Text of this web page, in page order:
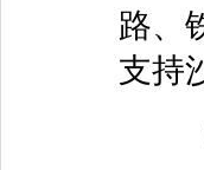
路、
支持